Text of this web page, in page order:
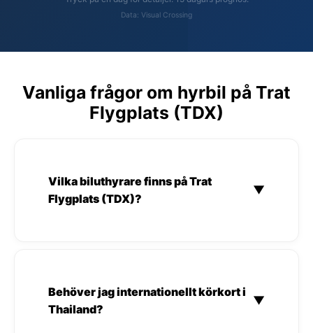
Data: Visual Crossing
Vanliga frågor om hyrbil på Trat
Flygplats (TDX)
Vilka biluthyrare finns på Trat
Flygplats (TDX)?
▼
Behöver jag internationellt körkort i
Thailand?
▼